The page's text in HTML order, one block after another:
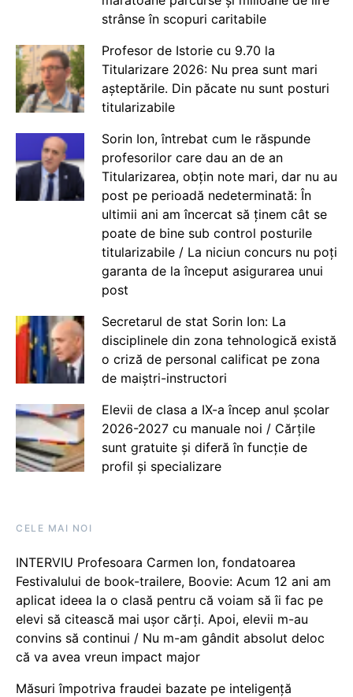
strânse în scopuri caritabile
Profesor de Istorie cu 9.70 la
Titularizare 2026: Nu prea sunt mari
așteptările. Din păcate nu sunt posturi
titularizabile
Sorin Ion, întrebat cum le răspunde
profesorilor care dau an de an
Titularizarea, obțin note mari, dar nu au
post pe perioadă nedeterminată: În
ultimii ani am încercat să ținem cât se
poate de bine sub control posturile
titularizabile / La niciun concurs nu poți
garanta de la început asigurarea unui
post
Secretarul de stat Sorin Ion: La
disciplinele din zona tehnologică există
o criză de personal calificat pe zona
de maiștri-instructori
Elevii de clasa a IX-a încep anul școlar
2026-2027 cu manuale noi / Cărțile
sunt gratuite și diferă în funcție de
profil și specializare
CELE MAI NOI
INTERVIU Profesoara Carmen Ion, fondatoarea
Festivalului de book-trailere, Boovie: Acum 12 ani am
aplicat ideea la o clasă pentru că voiam să îi fac pe
elevi să citească mai ușor cărți. Apoi, elevii m-au
convins să continui / Nu m-am gândit absolut deloc
că va avea vreun impact major
Măsuri împotriva fraudei bazate pe inteligență